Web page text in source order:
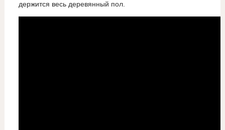
держится весь деревянный пол.